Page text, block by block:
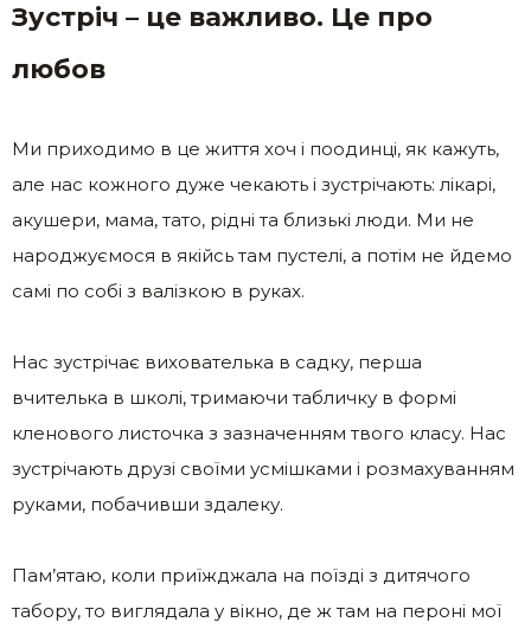
Зустріч – це важливо. Це про
любов
Ми приходимо в це життя хоч і поодинці, як кажуть,
але нас кожного дуже чекають і зустрічають: лікарі,
акушери, мама, тато, рідні та близькі люди. Ми не
народжуємося в якійсь там пустелі, а потім не йдемо
самі по собі з валізкою в руках.
Нас зустрічає вихователька в садку, перша
вчителька в школі, тримаючи табличку в формі
кленового листочка з зазначенням твого класу. Нас
зустрічають друзі своїми усмішками і розмахуванням
руками, побачивши здалеку.
Пам’ятаю, коли приїжджала на поїзді з дитячого
табору, то виглядала у вікно, де ж там на пероні мої